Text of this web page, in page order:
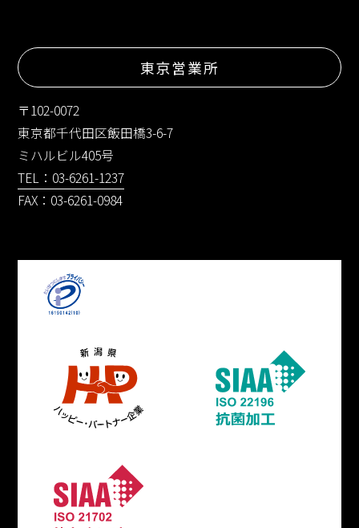
東京営業所
〒102-0072
東京都千代田区飯田橋3-6-7
ミハルビル405号
TEL：03-6261-1237
FAX：03-6261-0984